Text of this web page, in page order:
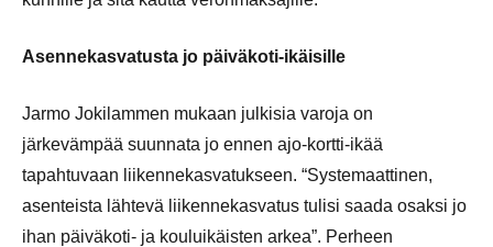
Asennekasvatusta jo päiväkoti-ikäisille
Jarmo Jokilammen mukaan julkisia varoja on
järkevämpää suunnata jo ennen ajo-kortti-ikää
tapahtuvaan liikennekasvatukseen. “Systemaattinen,
asenteista lähtevä liikennekasvatus tulisi saada osaksi jo
ihan päiväkoti- ja kouluikäisten arkea”. Perheen